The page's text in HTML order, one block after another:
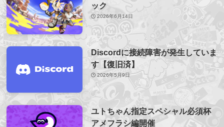
ック
2026年6月14日
Discordに接続障害が発生していま
す【復旧済】
2026年5月9日
ユトちゃん指定スペシャル必須杯
アメフラシ編開催